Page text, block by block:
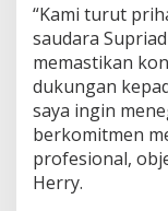
“Kami turut
saudara
memastikan
dukungan
saya ingin
berkomitmen
profesional,
Herry.